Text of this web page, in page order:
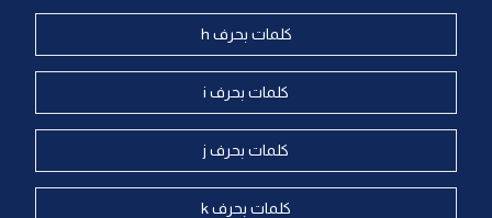
كلمات بحرف h
كلمات بحرف i
كلمات بحرف j
كلمات بحرف k